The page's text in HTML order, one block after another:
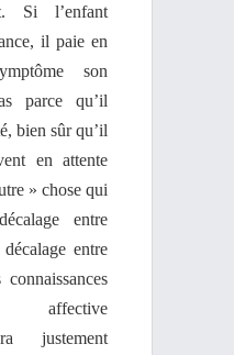
Si l’enfant
il paie en
son
parce qu’il
bien sûr qu’il
en attente
» chose qui
entre
entre
affective
justement